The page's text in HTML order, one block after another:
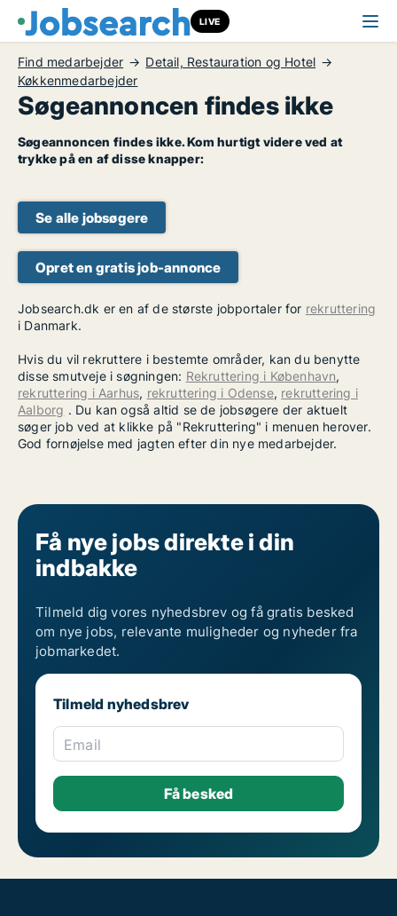
LIVE
Find medarbejder
Detail, Restauration og Hotel
Køkkenmedarbejder
Søgeannoncen findes ikke
Søgeannoncen findes ikke. Kom hurtigt videre ved at
trykke på en af disse knapper:
Se alle jobsøgere
Opret en gratis job-annonce
Jobsearch.dk er en af de største jobportaler for rekruttering
i Danmark.
Hvis du vil rekruttere i bestemte områder, kan du benytte
disse smutveje i søgningen: Rekruttering i København,
rekruttering i Aarhus, rekruttering i Odense, rekruttering i
Aalborg . Du kan også altid se de jobsøgere der aktuelt
søger job ved at klikke på "Rekruttering" i menuen herover.
God fornøjelse med jagten efter din nye medarbejder.
Få nye jobs direkte i din
indbakke
Tilmeld dig vores nyhedsbrev og få gratis besked
om nye jobs, relevante muligheder og nyheder fra
jobmarkedet.
Tilmeld nyhedsbrev
Email